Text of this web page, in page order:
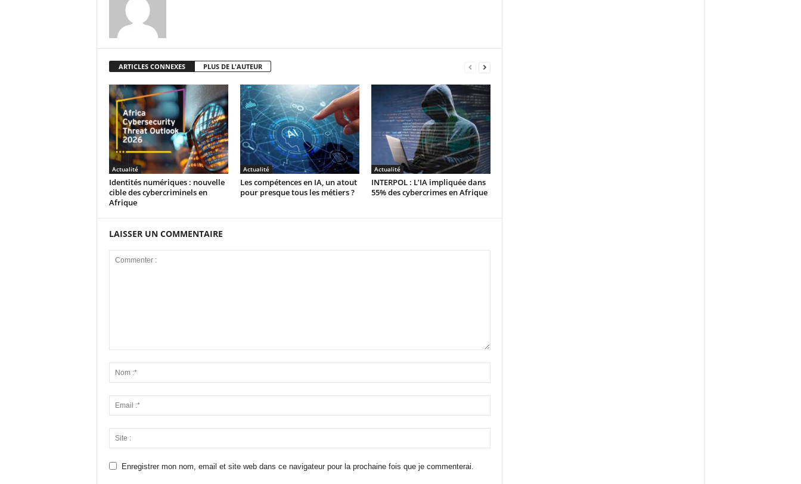
ARTICLES CONNEXES PLUS DE L'AUTEUR
Actualité
Identités numériques : nouvelle
cible des cybercriminels en
Afrique
Actualité
Les compétences en IA, un atout
pour presque tous les métiers ?
Actualité
INTERPOL : L’IA impliquée dans
55% des cybercrimes en Afrique
LAISSER UN COMMENTAIRE
Enregistrer mon nom, email et site web dans ce navigateur pour la prochaine fois que je commenterai.